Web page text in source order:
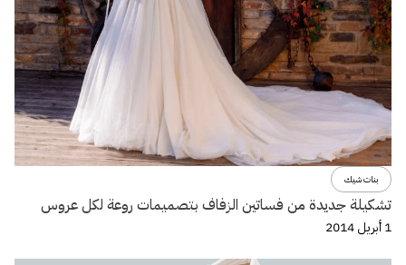
بنات شيك
تشكيلة جديدة من فساتين الزفاف بتصميمات روعة لكل عروس
1 أبريل 2014